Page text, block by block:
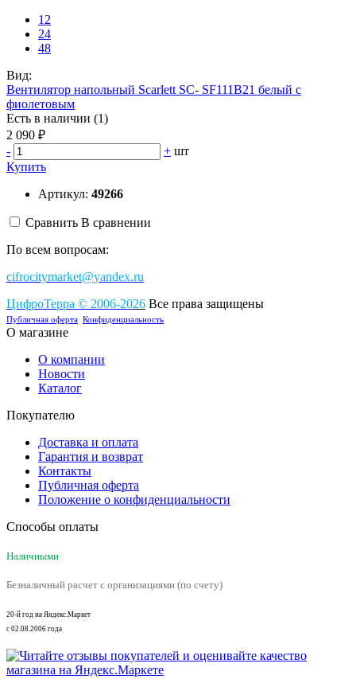
12
24
48
Вид:
Вентилятор напольный Scarlett SC- SF111B21 белый с
фиолетовым
Есть в наличии (1)
2 090 ₽
-
+ шт
Купить
Артикул: 49266
Сравнить В сравнении
По всем вопросам:
cifrocitymarket@yandex.ru
ЦифроТерра © 2006-2026 Все права защищены
Публичная оферта Конфиденциальность
О магазине
О компании
Новости
Каталог
Покупателю
Доставка и оплата
Гарантия и возврат
Контакты
Публичная оферта
Положение о конфиденциальности
Способы оплаты
Наличными
Безналичный расчет с организациями (по счету)
20-й год на Яндекс.Маркет
с 02.08.2006 года